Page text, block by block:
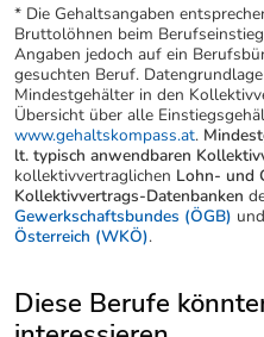
* Die Gehaltsangaben
Bruttolöhnen beim
Angaben jedoch auf ein
gesuchten Beruf.
Mindestgehälter in den
Übersicht über alle
www.gehaltskompass.at.
lt. typisch anwendbaren
kollektivvertraglichen Lohn- und
Kollektivvertrags-Datenbanken
Gewerkschaftsbundes (ÖGB)
Österreich (WKÖ).
Diese Berufe